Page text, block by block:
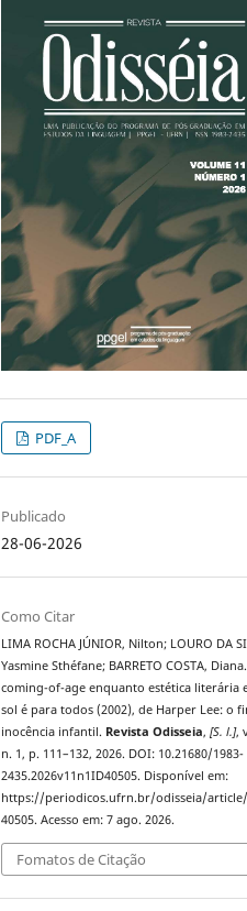
PDF_A
Publicado
28-06-2026
Como Citar
LIMA ROCHA JÚNIOR, Nilton; LOURO DA
Yasmine Sthéfane; BARRETO COSTA,
coming-of-age enquanto estética literária
sol é para todos (2002), de Harper Lee: o
inocência infantil. Revista Odisseia,[S. l.],
n. 1, p. 111–132, 2026. DOI: 10.21680/1983-
2435.2026v11n1ID40505. Disponível em:
https://periodicos.ufrn.br/odisseia/
40505. Acesso em: 7 ago. 2026.
Fomatos de Citação